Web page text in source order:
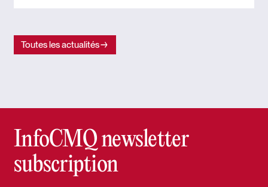
Toutes les actualités
InfoCMQ newsletter
subscription